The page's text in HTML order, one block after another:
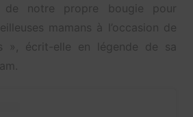
notre propre bougie pour
mamans à l’occasion de
», écrit-elle en légende de sa